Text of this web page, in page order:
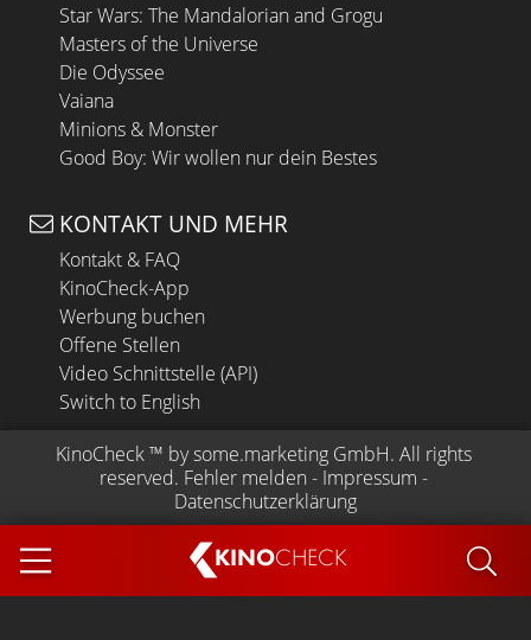
KINOCHECK
Star Wars: The Mandalorian and Grogu
Masters of the Universe
Die Odyssee
Vaiana
Minions & Monster
Good Boy: Wir wollen nur dein Bestes
KONTAKT UND MEHR
Kontakt & FAQ
KinoCheck-App
Werbung buchen
Offene Stellen
Video Schnittstelle (API)
Switch to English
KinoCheck ™ by some.marketing GmbH. All rights
reserved. Fehler melden - Impressum -
Datenschutzerklärung